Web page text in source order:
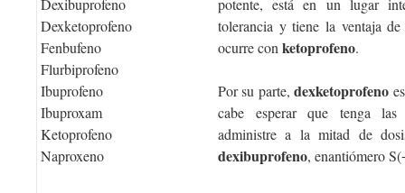
Dexibuprofeno
Dexketoprofeno
Fenbufeno
Flurbiprofeno
Ibuprofeno
Ibuproxam
Ketoprofeno
Naproxeno
potente, está en un lugar
tolerancia y tiene la ventaja
ocurre conketoprofeno.
Por su parte,dexketoprofeno
cabe esperar que tenga las
administre a la mitad de
dexibuprofeno, enantiómero